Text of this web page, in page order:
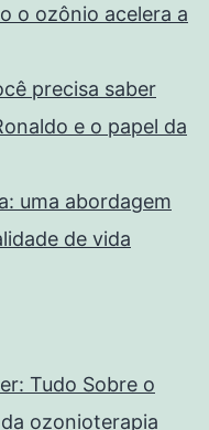
o ozônio acelera a
precisa saber
e o papel da
uma abordagem
de vida
Tudo Sobre o
ozonioterapia